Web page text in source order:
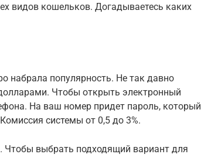
видов кошельков. Догадываетесь каких
набрала популярность. Не так давно
Чтобы открыть электронный
На ваш номер придет пароль, который
системы от 0,5 до 3%.
Чтобы выбрать подходящий вариант для